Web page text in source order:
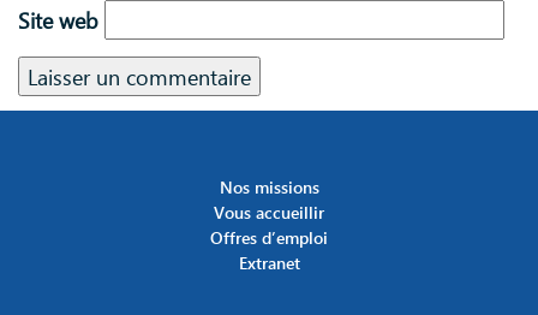
Site web
Nos missions
Vous accueillir
Offres d’emploi
Extranet